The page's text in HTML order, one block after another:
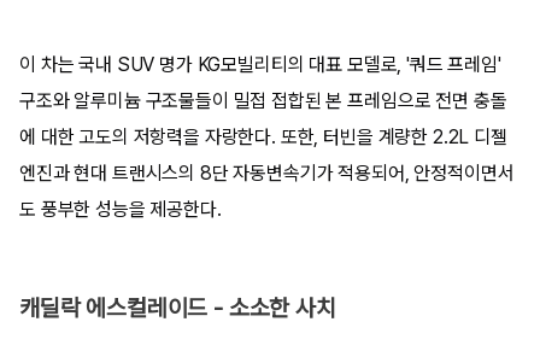
이 차는 국내 SUV 명가 KG모빌리티의 대표 모델로, '쿼드 프레임'
구조와 알루미늄 구조물들이 밀접 접합된 본 프레임으로 전면 충돌
에 대한 고도의 저항력을 자랑한다. 또한, 터빈을 계량한 2.2L 디젤
엔진과 현대 트랜시스의 8단 자동변속기가 적용되어, 안정적이면서
도 풍부한 성능을 제공한다.
캐딜락 에스컬레이드 - 소소한 사치